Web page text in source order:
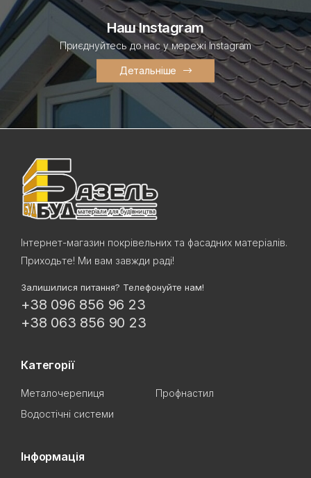
Наш Instagram
Приєднуйтесь до нас у мережі Instagram
Детальніше
Інтернет-магазин покрівельних та фасадних матеріалів.
Приходьте! Ми вам завжди раді!
Залишилися питання? Телефонуйте нам!
+38 096 856 96 23
+38 063 856 90 23
Категорії
Металочерепиця
Профнастил
Водостічні системи
Інформація